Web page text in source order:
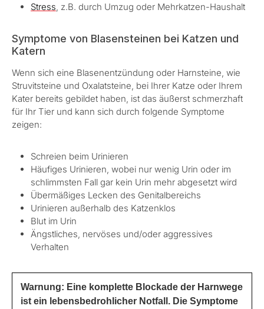
Stress , z.B. durch Umzug oder Mehrkatzen-Haushalt
Symptome von Blasensteinen bei Katzen und
Katern
Wenn sich eine Blasenentzündung oder Harnsteine, wie
Struvitsteine und Oxalatsteine, bei Ihrer Katze oder Ihrem
Kater bereits gebildet haben, ist das äußerst schmerzhaft
für Ihr Tier und kann sich durch folgende Symptome
zeigen:
Schreien beim Urinieren
Häufiges Urinieren, wobei nur wenig Urin oder im
schlimmsten Fall gar kein Urin mehr abgesetzt wird
Übermäßiges Lecken des Genitalbereichs
Urinieren außerhalb des Katzenklos
Blut im Urin
Ängstliches, nervöses und/oder aggressives
Verhalten
Warnung: Eine komplette Blockade der Harnwege
ist ein lebensbedrohlicher Notfall. Die Symptome